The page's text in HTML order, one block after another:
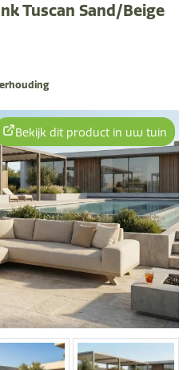
Tuscan Sand/Beige
Bekijk dit product in uw tuin